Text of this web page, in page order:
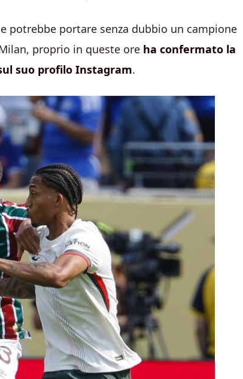
potrebbe portare senza dubbio un campione
proprio in queste ore ha confermato la
suo profilo Instagram.